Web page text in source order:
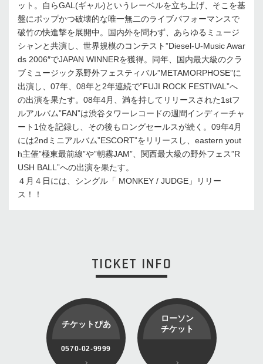
ット。自らGAL(ギャル)というレーベルを立ち上げ、そこを基
盤にポップかつ破壊的な唯一無二のライブパフォーマンスで
破竹の快進撃を展開中。国内外を問わず、あらゆるミュージ
シャンと共演し、世界規模のコンテスト”Diesel-U-Music Awar
ds 2006″でJAPAN WINNERを獲得。同年、国内最大級のクラ
ブミュージック系野外フェスティバル”METAMORPHOSE”に
出演し、07年、08年と2年連続で”FUJI ROCK FESTIVAL”へ
の出演を果たす。08年4月、満を持してリリースされた1stフ
ルアルバム”FAN”は渋谷タワーレコードの週間インディーチャ
ート1位を記録し、その後もロングセールスが続く。09年4月
には2ndミニアルバム”ESCORT”をリリースし、eastern yout
h主催”極東最前線”や”朝霧JAM”、関西最大級の野外フェス”R
USH BALL”への出演を果たす。
４月４日には、シングル「 MONKEY / JUDGE」リリー
ス！！
TICKET INFO
チケットぴあ
0570-02-9999
ローソン
チケット